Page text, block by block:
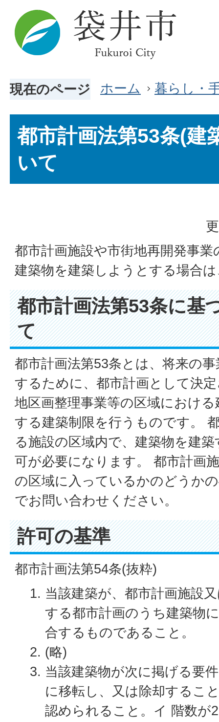
現在のページ ホーム 暮らし・
都市計画法第53条(建
いて
都市計画施設や市街地再開発事
建築物を建築しようとする場合
都市計画法第53条に基
て
都市計画法第53条とは、将来の
するために、都市計画として決
地区画整理事業等の区域におけ
する建築制限を行うものです。
る施設の区域内で、建築物を建
可が必要になります。 都市計画
の区域に入っているかのどうか
でお問い合わせください。
許可の基準
都市計画法第54条(抜粋)
当該建築が、都市計画施設
する都市計画のうち建築物
合するものであること。
(略)
当該建築物が次に掲げる要
に移転し、又は除却するこ
認められること。イ 階数が